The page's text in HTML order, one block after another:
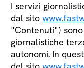
I servizi
dal sito
"Contenuti")
giornalistiche
autonomi. In